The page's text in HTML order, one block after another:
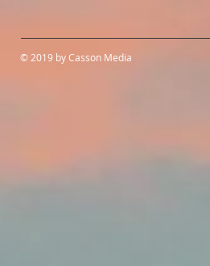
© 2019 by Casson Media